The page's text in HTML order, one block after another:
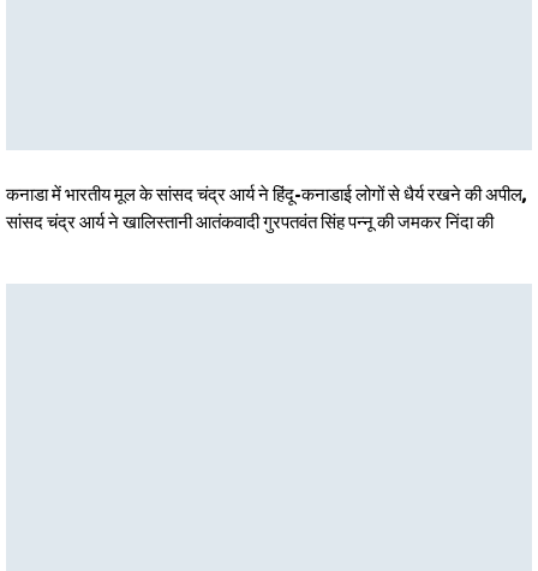
कनाडा में भारतीय मूल के सांसद चंद्र आर्य ने हिंदू-कनाडाई लोगों से धैर्य रखने की अपील,
सांसद चंद्र आर्य ने खालिस्तानी आतंकवादी गुरपतवंत सिंह पन्नू की जमकर निंदा की